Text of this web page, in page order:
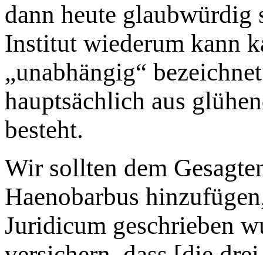
dann heute glaubwürdig
Institut wiederum kann
„unabhängig“
hauptsächlich aus
besteht.
Wir sollten dem
Haenobarbus
Juridicum geschrieben